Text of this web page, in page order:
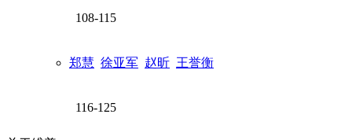
108-115
郑慧 徐亚军 赵昕 王誉衡
116-125